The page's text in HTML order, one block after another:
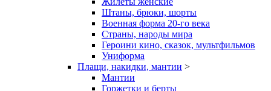
Штаны, брюки, шорты
Военная форма 20-го века
Страны, народы мира
Героини кино, сказок, мультфильмов
Униформа
Плащи, накидки, мантии >
Мантии
Горжетки и берты